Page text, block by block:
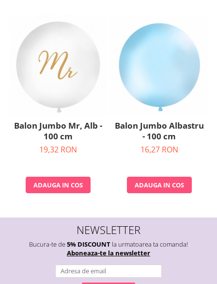
Balon Jumbo Mr, Alb -
100 cm
19,32 RON
ADAUGA IN COS
Balon Jumbo Albastru
- 100 cm
16,27 RON
ADAUGA IN COS
NEWSLETTER
Bucura-te de5% DISCOUNT la urmatoarea ta comanda!
Aboneaza-te la newsletter